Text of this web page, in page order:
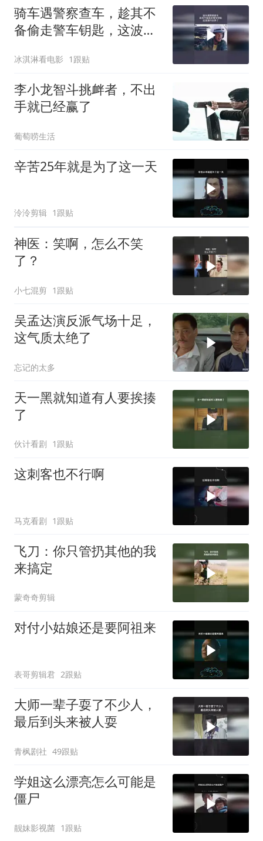
骑车遇警察查车，趁其不
备偷走警车钥匙，这波操
冰淇淋看电影 1跟贴
李小龙智斗挑衅者，不出
手就已经赢了
葡萄唠生活
辛苦25年就是为了这一天
泠泠剪辑 1跟贴
神医：笑啊，怎么不笑
了？
小七混剪 1跟贴
吴孟达演反派气场十足，
这气质太绝了
忘记的太多
天一黑就知道有人要挨揍
了
伙计看剧 1跟贴
这刺客也不行啊
马克看剧 1跟贴
飞刀：你只管扔其他的我
来搞定
蒙奇奇剪辑
对付小姑娘还是要阿祖来
表哥剪辑君 2跟贴
大师一辈子耍了不少人，
最后到头来被人耍
青枫剧社 49跟贴
学姐这么漂亮怎么可能是
僵尸
靓妹影视菌 1跟贴